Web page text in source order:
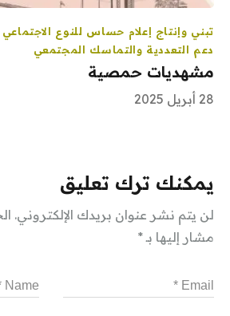
تبني وإنتاج إعلام حساس للنوع الاجتماعي
دعم التعددية والتماسك المجتمعي
مشهديات حمصية
28 أبريل 2025
يمكنك ترك تعليق
لن يتم نشر عنوان بريدك الإلكتروني.
مشار إليها بـ *